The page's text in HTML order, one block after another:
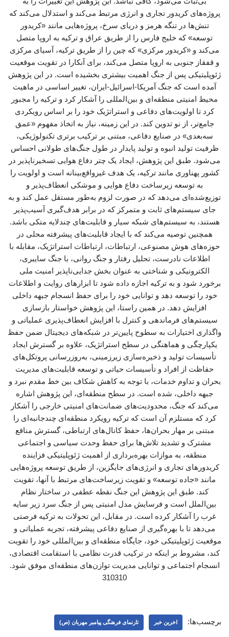
برچسب‌ها: اخرین خبر تارنمای فرهنگی پیامبر مهربان (ص)